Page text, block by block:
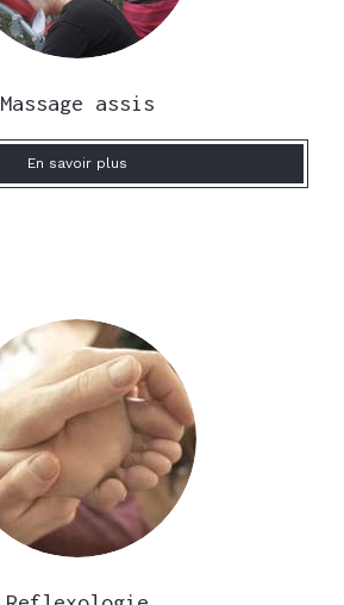
Massage assis
En savoir plus